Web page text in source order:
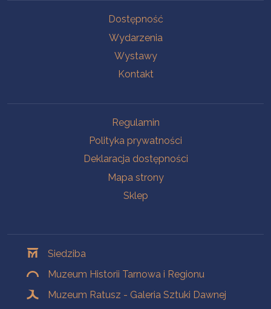
Dostępność
Wydarzenia
Wystawy
Kontakt
Regulamin
Polityka prywatności
Deklaracja dostępności
Mapa strony
Sklep
Siedziba
Muzeum Historii Tarnowa i Regionu
Muzeum Ratusz - Galeria Sztuki Dawnej